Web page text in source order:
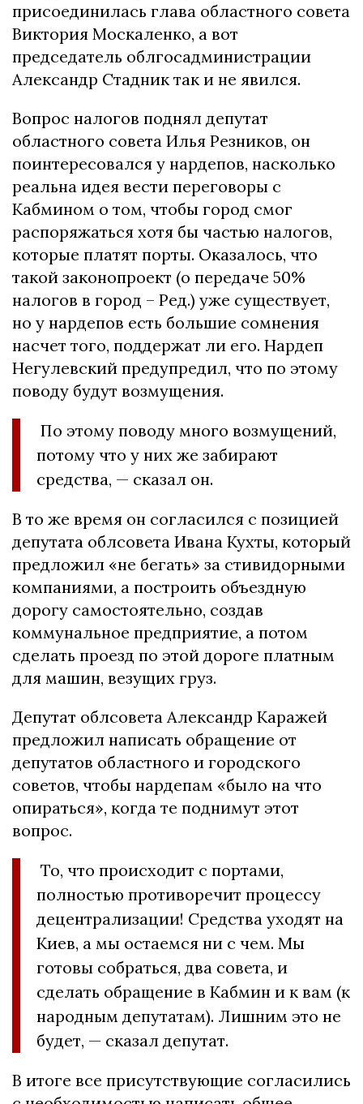
присоединилась глава областного совета
Виктория Москаленко, а вот
председатель облгосадминистрации
Александр Стадник так и не явился.
Вопрос налогов поднял депутат
областного совета Илья Резников, он
поинтересовался у нардепов, насколько
реальна идея вести переговоры с
Кабмином о том, чтобы город смог
распоряжаться хотя бы частью налогов,
которые платят порты. Оказалось, что
такой законопроект (о передаче 50%
налогов в город – Ред.) уже существует,
но у нардепов есть большие сомнения
насчет того, поддержат ли его. Нардеп
Негулевский предупредил, что по этому
поводу будут возмущения.
По этому поводу много возмущений,
потому что у них же забирают
средства, — сказал он.
В то же время он согласился с позицией
депутата облсовета Ивана Кухты, который
предложил «не бегать» за стивидорными
компаниями, а построить объездную
дорогу самостоятельно, создав
коммунальное предприятие, а потом
сделать проезд по этой дороге платным
для машин, везущих груз.
Депутат облсовета Александр Каражей
предложил написать обращение от
депутатов областного и городского
советов, чтобы нардепам «было на что
опираться», когда те поднимут этот
вопрос.
То, что происходит с портами,
полностью противоречит процессу
децентрализации! Средства уходят на
Киев, а мы остаемся ни с чем. Мы
готовы собраться, два совета, и
сделать обращение в Кабмин и к вам (к
народным депутатам). Лишним это не
будет, — сказал депутат.
В итоге все присутствующие согласились